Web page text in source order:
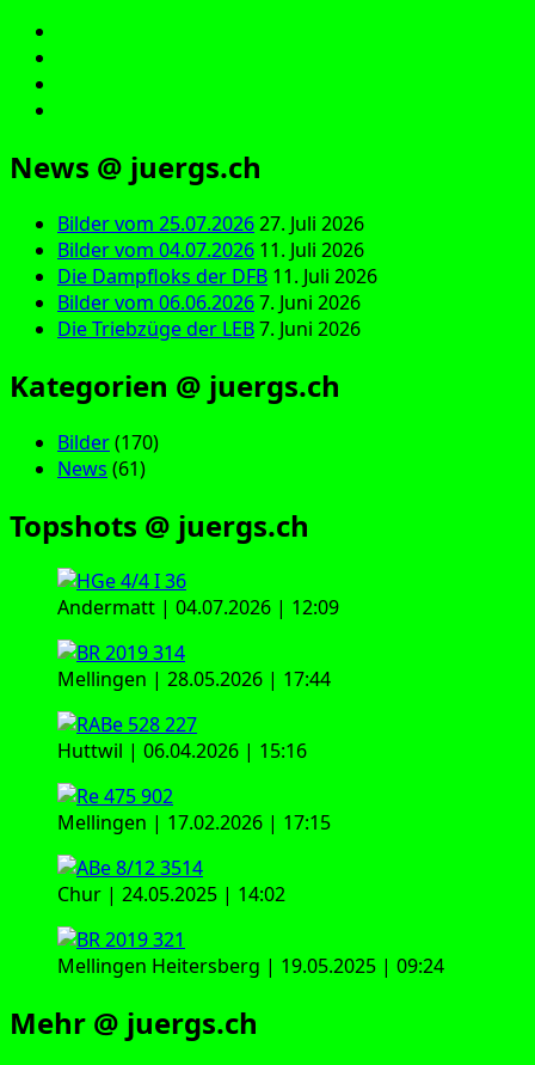
News @ juergs.ch
Bilder vom 25.07.202627. Juli 2026
Bilder vom 04.07.2026 11. Juli 2026
Die Dampfloks der DFB 11. Juli 2026
Bilder vom 06.06.20267. Juni 2026
Die Triebzüge der LEB7. Juni 2026
Kategorien @ juergs.ch
Bilder(170)
News (61)
Topshots @ juergs.ch
Andermatt | 04.07.2026 | 12:09
Mellingen | 28.05.2026 | 17:44
Huttwil | 06.04.2026 | 15:16
Mellingen | 17.02.2026 | 17:15
Chur | 24.05.2025 | 14:02
Mellingen Heitersberg | 19.05.2025 | 09:24
Mehr @ juergs.ch